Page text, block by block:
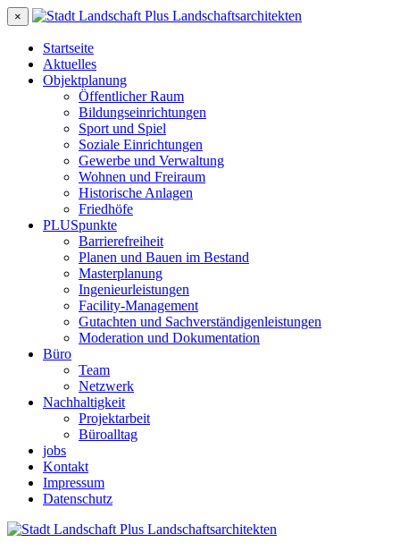
×
Startseite
Aktuelles
Objektplanung
Öffentlicher Raum
Bildungseinrichtungen
Sport und Spiel
Soziale Einrichtungen
Gewerbe und Verwaltung
Wohnen und Freiraum
Historische Anlagen
Friedhöfe
PLUSpunkte
Barrierefreiheit
Planen und Bauen im Bestand
Masterplanung
Ingenieurleistungen
Facility-Management
Gutachten und Sachverständigenleistungen
Moderation und Dokumentation
Büro
Team
Netzwerk
Nachhaltigkeit
Projektarbeit
Büroalltag
jobs
Kontakt
Impressum
Datenschutz